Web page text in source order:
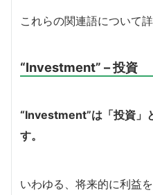
これらの関連語について
“Investment” – 投資
“Investment”は「投資」
す。
いわゆる、将来的に利益